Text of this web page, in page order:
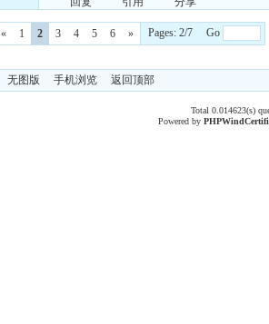
« 1 2 3 4 5 6 » Pages: 2/7 Go
无图版 手机浏览 返回顶部
Total 0.014623(s)
Powered byPHPWind